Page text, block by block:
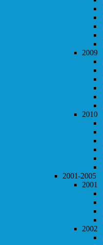
2009
2010
2001-2005
2001
2002